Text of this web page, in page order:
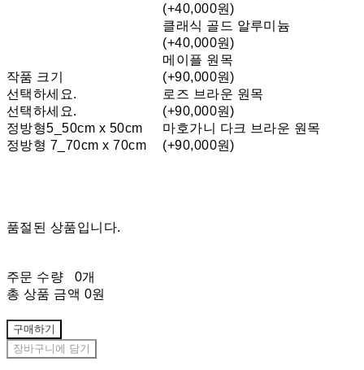
작품 크기
선택하세요.
선택하세요.
정방형5_50cm x 50cm
정방형 7_70cm x 70cm
(+40,000원)
클래식 골드 알루미늄
(+40,000원)
메이플 원목
(+90,000원)
로즈 브라운 원목
(+90,000원)
마호가니 다크 브라운 원목
(+90,000원)
품절된 상품입니다.
주문 수량
0개
총 상품 금액 0원
구매하기
장바구니에 담기